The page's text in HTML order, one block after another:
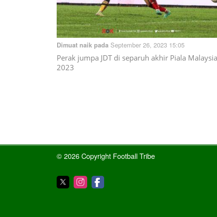
Dimuat naik pada September 26, 2023 15:05
Perak jumpa JDT di separuh akhir Piala Malaysia
2023
© 2026 Copyright Football Tribe